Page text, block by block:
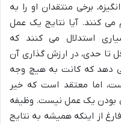
برخی منتقدان او را به
می کنند. آیا نتایج یک عمل
استدلال می کنند که
تا حدی، در ارزش گذاری آن
دهد که کانت به هیچ وجه
اما معتقد است که خیر
بودن یک عمل نیست. وظیفه
از اینکه همیشه به نتایج